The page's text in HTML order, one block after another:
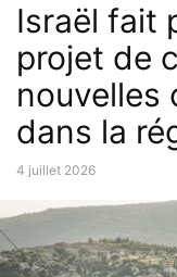
Israël fait
projet de
nouvelles
dans la
4 juillet 2026